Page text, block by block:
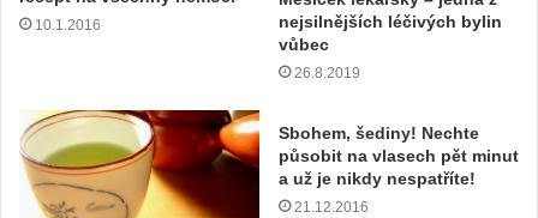
10.1.2016
nejsilnějších léčivých bylin
vůbec
26.8.2019
Sbohem, šediny! Nechte
působit na vlasech pět minut
a už je nikdy nespatříte!
21.12.2016